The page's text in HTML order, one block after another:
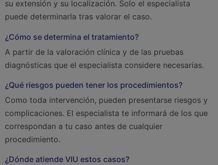
su extensión y su localización. Solo el especialista
puede determinarla tras valorar el caso.
¿Cómo se determina el tratamiento?
A partir de la valoración clínica y de las pruebas
diagnósticas que el especialista considere necesarias.
¿Qué riesgos pueden tener los procedimientos?
Como toda intervención, pueden presentarse riesgos y
complicaciones. El especialista te informará de los que
correspondan a tu caso antes de cualquier
procedimiento.
¿Dónde atiende VIU estos casos?